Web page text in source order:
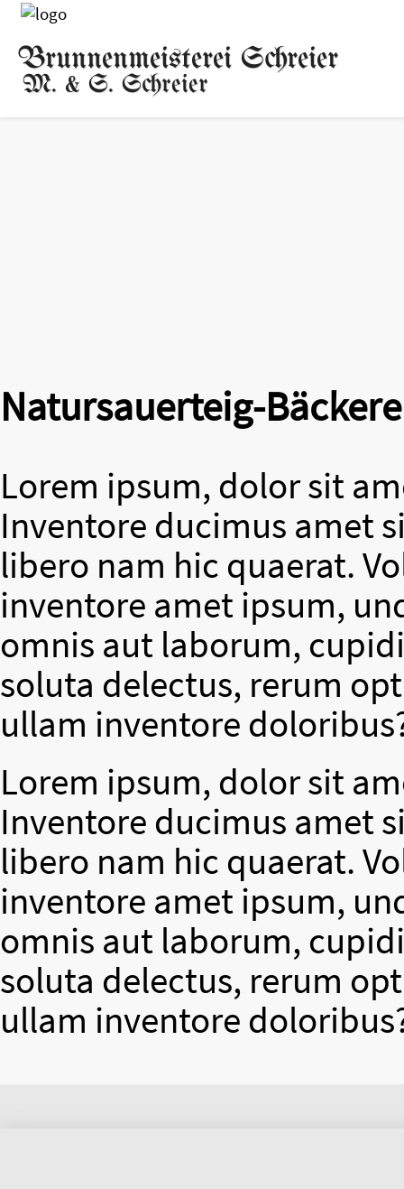
Brunnenmeisterei Schreier
M. & S. Schreier
Natursauerteig-
Lorem ipsum, dolor sit
Inventore ducimus amet
libero nam hic quaerat.
inventore amet ipsum,
omnis aut laborum,
soluta delectus, rerum
ullam inventore
Lorem ipsum, dolor sit
Inventore ducimus amet
libero nam hic quaerat.
inventore amet ipsum,
omnis aut laborum,
soluta delectus, rerum
ullam inventore